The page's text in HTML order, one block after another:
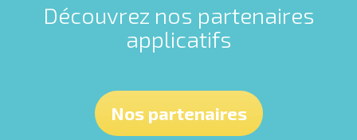
Découvrez nos partenaires
applicatifs
Nos partenaires